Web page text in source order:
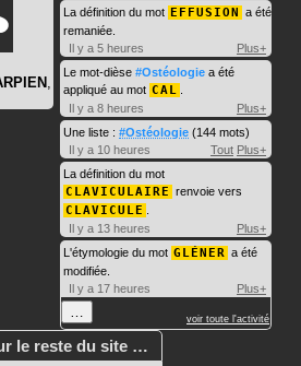
,
La définition du mot EFFUSION a été
remaniée.
Il y a 5 heures
Plus+
Le mot-dièse #Ostéologie a été
appliqué au mot CAL
Il y a 8 heures
Plus+
Une liste : #Ostéologie (144 mots)
Il y a 10 heures
Tout Plus+
La définition du mot
CLAVICULAIRE renvoie vers
CLAVICULE
Il y a 13 heures
Plus+
L'étymologie du mot GLÉNER a été
modifiée.
Il y a 17 heures
Plus+
… voir toute l'activité
le reste du site …